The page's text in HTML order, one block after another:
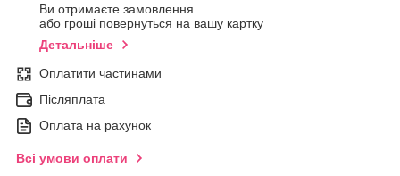
Ви отримаєте замовлення
або гроші повернуться на вашу картку
Детальніше
Оплатити частинами
Післяплата
Оплата на рахунок
Всі умови оплати